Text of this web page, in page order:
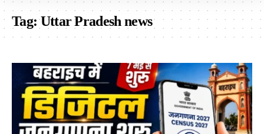
Tag:Uttar Pradesh news